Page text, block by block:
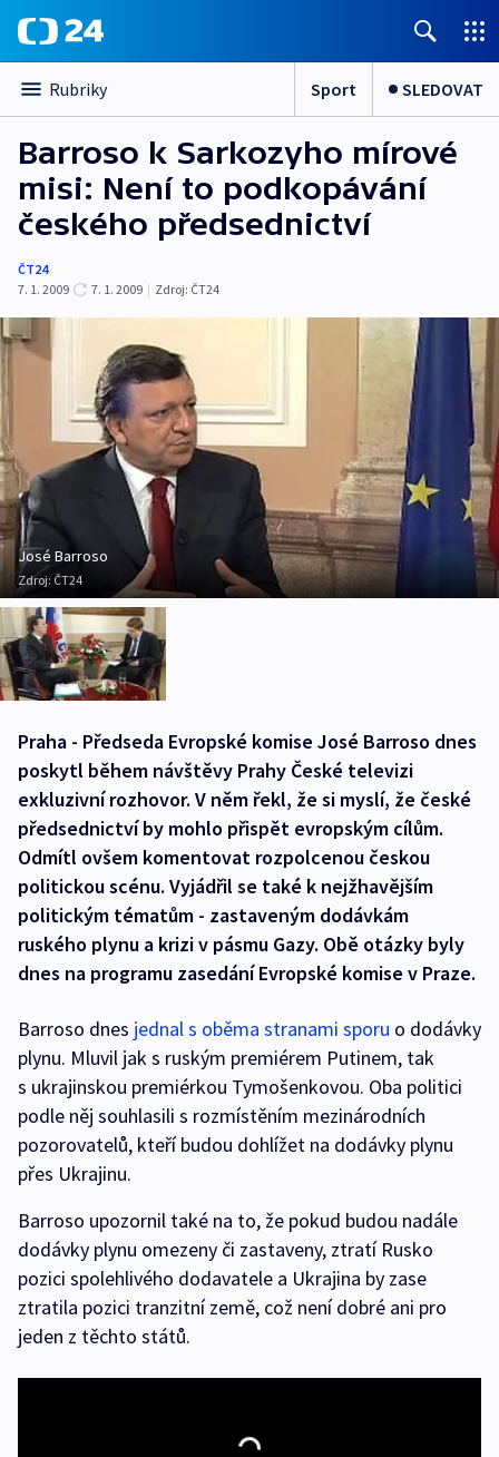
Rubriky Sport SLEDOVAT
Barroso k Sarkozyho mírové
misi: Není to podkopávání
českého předsednictví
ČT24
7. 1. 2009
7. 1. 2009 | Zdroj: ČT24
José Barroso
Zdroj: ČT24
Praha - Předseda Evropské komise José Barroso dnes
poskytl během návštěvy Prahy České televizi
exkluzivní rozhovor. V něm řekl, že si myslí, že české
předsednictví by mohlo přispět evropským cílům.
Odmítl ovšem komentovat rozpolcenou českou
politickou scénu. Vyjádřil se také k nejžhavějším
politickým tématům - zastaveným dodávkám
ruského plynu a krizi v pásmu Gazy. Obě otázky byly
dnes na programu zasedání Evropské komise v Praze.
Barroso dnes jednal s oběma stranami sporu o dodávky
plynu. Mluvil jak s ruským premiérem Putinem, tak
s ukrajinskou premiérkou Tymošenkovou. Oba politici
podle něj souhlasili s rozmístěním mezinárodních
pozorovatelů, kteří budou dohlížet na dodávky plynu
přes Ukrajinu.
Barroso upozornil také na to, že pokud budou nadále
dodávky plynu omezeny či zastaveny, ztratí Rusko
pozici spolehlivého dodavatele a Ukrajina by zase
ztratila pozici tranzitní země, což není dobré ani pro
jeden z těchto států.